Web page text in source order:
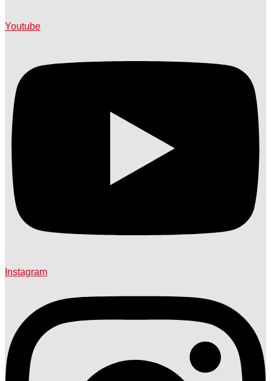
Youtube
Instagram